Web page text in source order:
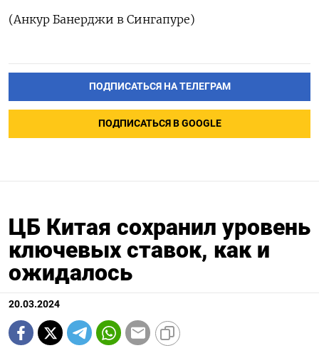
(Анкур Банерджи в Сингапуре)
ПОДПИСАТЬСЯ НА ТЕЛЕГРАМ
ПОДПИСАТЬСЯ В GOOGLE
ЦБ Китая сохранил уровень
ключевых ставок, как и
ожидалось
20.03.2024